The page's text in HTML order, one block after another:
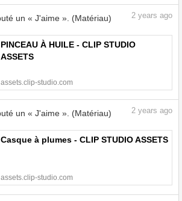
un « J'aime ». (Matériau) 2 years ago
PINCEAU À HUILE - CLIP STUDIO
ASSETS
assets.clip-studio.com
un « J'aime ». (Matériau) 2 years ago
Casque à plumes - CLIP STUDIO ASSETS
assets.clip-studio.com